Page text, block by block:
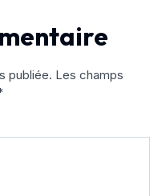
publiée. Les champs